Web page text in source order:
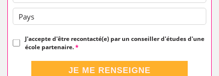
Pays
J'accepte d'être recontacté(e) par un conseiller d'études d'une
école partenaire.*
JE ME RENSEIGNE